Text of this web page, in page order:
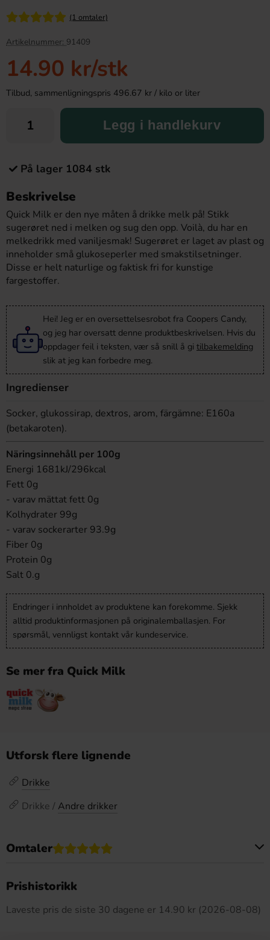
(1 omtaler)
Artikelnummer: 91409
14.90 kr/stk
Tilbud, sammenligningspris 496.67 kr / kilo or liter
Legg i handlekurv
På lager 1084 stk
Beskrivelse
Quick Milk er den nye måten å drikke melk på! Stikk
sugerøret ned i melken og sug den opp. Voilà, du har en
melkedrikk med vaniljesmak! Sugerøret er laget av plast og
inneholder små glukoseperler med smakstilsetninger.
Disse er helt naturlige og faktisk fri for kunstige
fargestoffer.
Hei! Jeg er en oversettelsesrobot fra Coopers Candy,
og jeg har oversatt denne produktbeskrivelsen. Hvis du
oppdager feil i teksten, vær så snill å gi tilbakemelding
slik at jeg kan forbedre meg.
Ingredienser
Socker, glukossirap, dextros, arom, färgämne: E160a
(betakaroten).
Näringsinnehåll per 100g
Energi 1681kJ/296kcal
Fett 0g
- varav mättat fett 0g
Kolhydrater 99g
- varav sockerarter 93.9g
Fiber 0g
Protein 0g
Salt 0.g
Endringer i innholdet av produktene kan forekomme. Sjekk
alltid produktinformasjonen på originalemballasjen. For
spørsmål, vennligst kontakt vår kundeservice.
Se mer fra Quick Milk
Utforsk flere lignende
Drikke
Drikke / Andre drikker
Omtaler
Prishistorikk
Laveste pris de siste 30 dagene er 14.90 kr (2026-08-08)